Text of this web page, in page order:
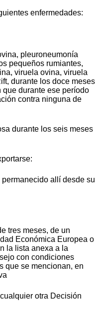
enfermedades:
pleuroneumonía
pequeños rumiantes,
viruela ovina, viruela
durante los doce meses
durante ese período
contra ninguna de
durante los seis meses
allí desde su
tres meses, de un
Económica Europea o
la lista anexa a la
con condiciones
que se mencionan, en
otra Decisión